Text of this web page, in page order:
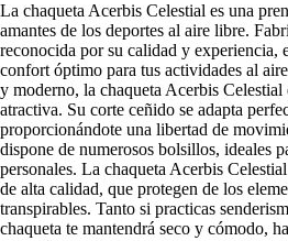
La chaqueta Acerbis Celestial es una
amantes de los deportes al aire libre.
reconocida por su calidad y experiencia,
confort óptimo para tus actividades al
y moderno, la chaqueta Acerbis
atractiva. Su corte ceñido se adapta
proporcionándote una libertad de
dispone de numerosos bolsillos, ideales
personales. La chaqueta Acerbis
de alta calidad, que protegen de los
transpirables. Tanto si practicas
chaqueta te mantendrá seco y cómodo,